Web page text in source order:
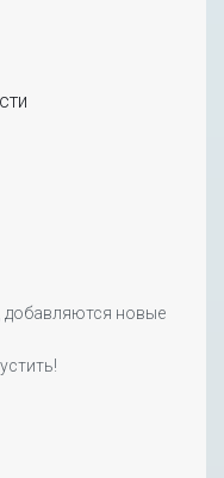
добавляются новые